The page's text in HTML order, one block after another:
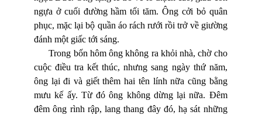
ngựa ở cuối đường hầm tối tăm. Ông cởi bỏ quân
phục, mặc lại bộ quần áo rách rưới rồi trở về giường
đánh một giấc tới sáng.
Trong bốn hôm ông không ra khỏi nhà, chờ cho
cuộc điều tra kết thúc, nhưng sang ngày thứ năm,
ông lại đi và giết thêm hai tên lính nữa cũng bằng
mưu kế ấy. Từ đó ông không dừng lại nữa. Đêm
đêm ông rình rập, lang thang đây đó, hạ sát những